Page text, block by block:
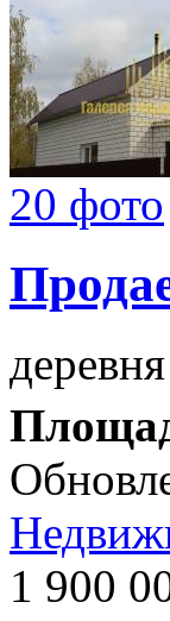
20 фото
1 900